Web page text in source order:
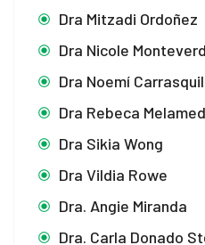
Dra Mitzadi Ordoñez
Dra Nicole
Dra Noemí
Dra Rebeca Melamed
Dra Sikia Wong
Dra Vildia Rowe
Dra. Angie Miranda
Dra. Carla Donado